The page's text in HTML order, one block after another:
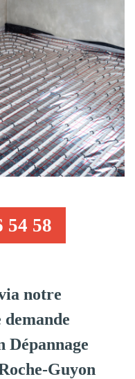
58
notre
Guyon